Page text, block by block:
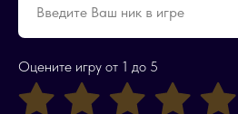
Оцените игру от 1 до 5